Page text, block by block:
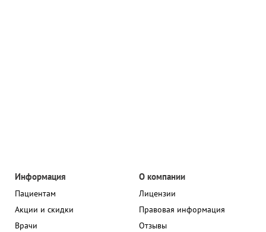
Информация
Пациентам
Акции и скидки
Врачи
О компании
Лицензии
Правовая информация
Отзывы